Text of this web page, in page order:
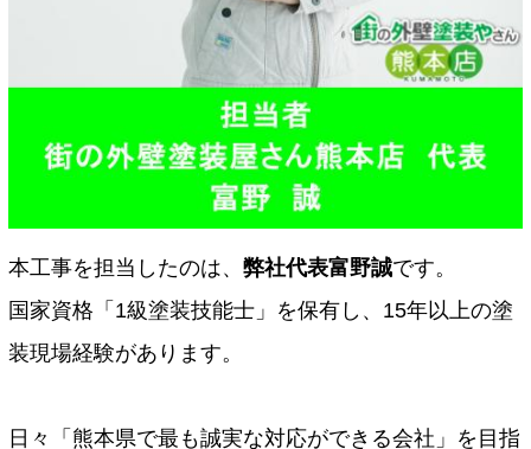
本工事を担当したのは、 弊社代表富野誠です。
国家資格「1級塗装技能士」を保有し、15年以上の塗
装現場経験があります。
日々「熊本県で最も誠実な対応ができる会社」を目指